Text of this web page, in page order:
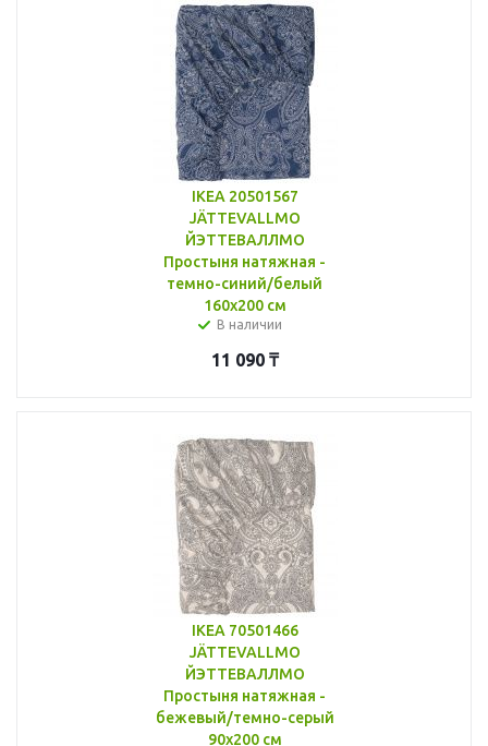
IKEA 20501567
JÄTTEVALLMO
ЙЭТТЕВАЛЛМО
Простыня натяжная -
темно-синий/белый
160x200 см
В наличии
11 090₸
IKEA 70501466
JÄTTEVALLMO
ЙЭТТЕВАЛЛМО
Простыня натяжная -
бежевый/темно-серый
90x200 см